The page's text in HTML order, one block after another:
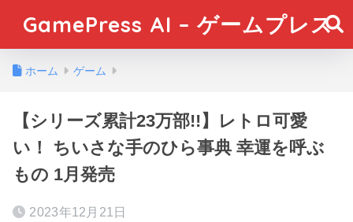
GamePress AI – ゲームプレス
ホーム ゲーム
【シリーズ累計23万部!!】レトロ可愛
い！ ちいさな手のひら事典 幸運を呼ぶ
もの 1月発売
2023年12月21日